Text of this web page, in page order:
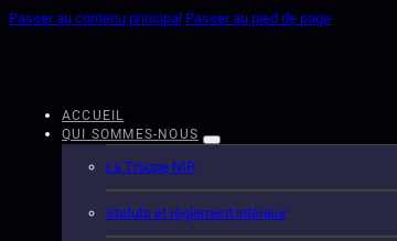
Passer au contenu principal Passer au pied de page
ACCUEIL
QUI SOMMES-NOUS
La Troupe NIR
Statuts et règlement intérieur